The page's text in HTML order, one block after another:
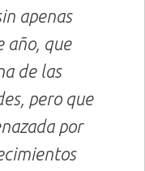
apenas
año, que
de las
pero que
por